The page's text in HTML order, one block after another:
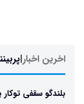
اخرین اخبار|
بلندگو سقفی توکار